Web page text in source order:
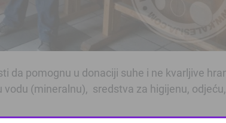
da pomognu u donaciji suhe i ne kvarljive
(mineralnu), sredstva za higijenu, odjeću,